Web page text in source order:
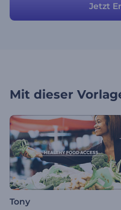
Jetzt
Mit dieser
Tony